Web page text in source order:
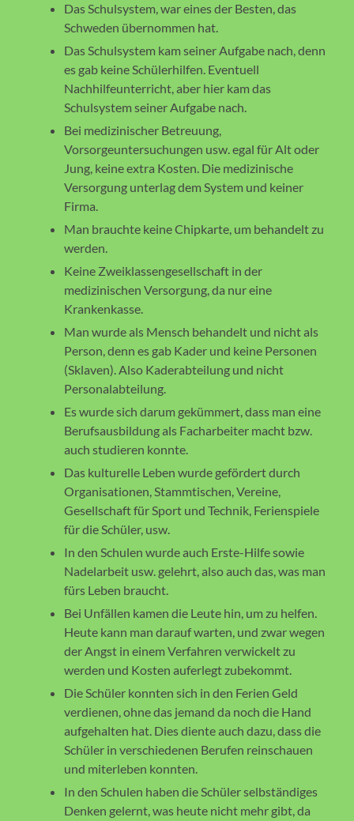
Das Schulsystem, war eines der Besten, das
Schweden übernommen hat.
Das Schulsystem kam seiner Aufgabe nach, denn
es gab keine Schülerhilfen. Eventuell
Nachhilfeunterricht, aber hier kam das
Schulsystem seiner Aufgabe nach.
Bei medizinischer Betreuung,
Vorsorgeuntersuchungen usw. egal für Alt oder
Jung, keine extra Kosten. Die medizinische
Versorgung unterlag dem System und keiner
Firma.
Man brauchte keine Chipkarte, um behandelt zu
werden.
Keine Zweiklassengesellschaft in der
medizinischen Versorgung, da nur eine
Krankenkasse.
Man wurde als Mensch behandelt und nicht als
Person, denn es gab Kader und keine Personen
(Sklaven). Also Kaderabteilung und nicht
Personalabteilung.
Es wurde sich darum gekümmert, dass man eine
Berufsausbildung als Facharbeiter macht bzw.
auch studieren konnte.
Das kulturelle Leben wurde gefördert durch
Organisationen, Stammtischen, Vereine,
Gesellschaft für Sport und Technik, Ferienspiele
für die Schüler, usw.
In den Schulen wurde auch Erste-Hilfe sowie
Nadelarbeit usw. gelehrt, also auch das, was man
fürs Leben braucht.
Bei Unfällen kamen die Leute hin, um zu helfen.
Heute kann man darauf warten, und zwar wegen
der Angst in einem Verfahren verwickelt zu
werden und Kosten auferlegt zubekommt.
Die Schüler konnten sich in den Ferien Geld
verdienen, ohne das jemand da noch die Hand
aufgehalten hat. Dies diente auch dazu, dass die
Schüler in verschiedenen Berufen reinschauen
und miterleben konnten.
In den Schulen haben die Schüler selbständiges
Denken gelernt, was heute nicht mehr gibt, da